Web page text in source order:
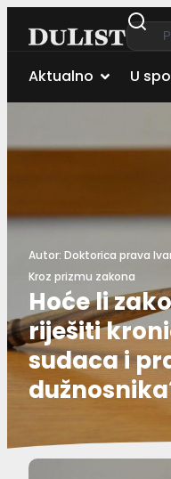
Aktualno U
Autor: Doktorica prava
Kroz prizmu zakona
Hoće li
riješiti
sudaca i